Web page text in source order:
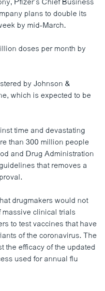
plans to double its
by mid-March.
doses per month by
by Johnson &
which is expected to be
time and devastating
than 300 million people
and Drug Administration
that removes a
drugmakers would not
clinical trials
to test vaccines that have
of the coronavirus. The
the efficacy of the updated
used for annual flu